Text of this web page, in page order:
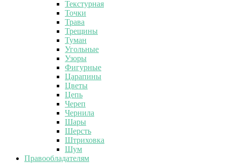
Текстурная
Точки
Трава
Трещины
Туман
Угольные
Узоры
Фигурные
Царапины
Цветы
Цепь
Череп
Чернила
Шары
Шерсть
Штриховка
Шум
Правообладателям